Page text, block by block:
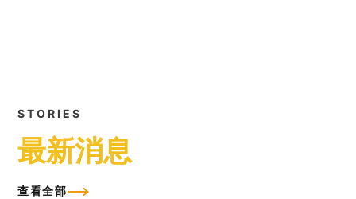
STORIES
最新消息
查看全部